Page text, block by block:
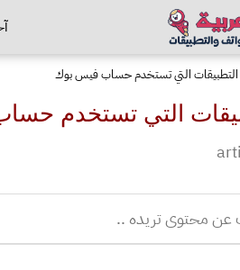
التطبيقات التي تستخدم حساب فيس بوك
التي تستخدم